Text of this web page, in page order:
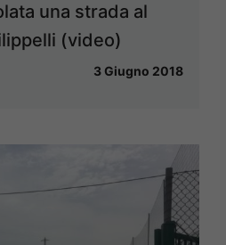
una strada al
(video)
3 Giugno 2018